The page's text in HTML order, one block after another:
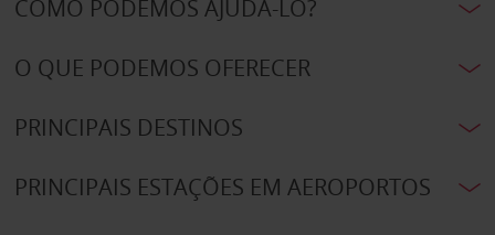
COMO PODEMOS AJUDÁ-LO?
O QUE PODEMOS OFERECER
PRINCIPAIS DESTINOS
PRINCIPAIS ESTAÇÕES EM AEROPORTOS